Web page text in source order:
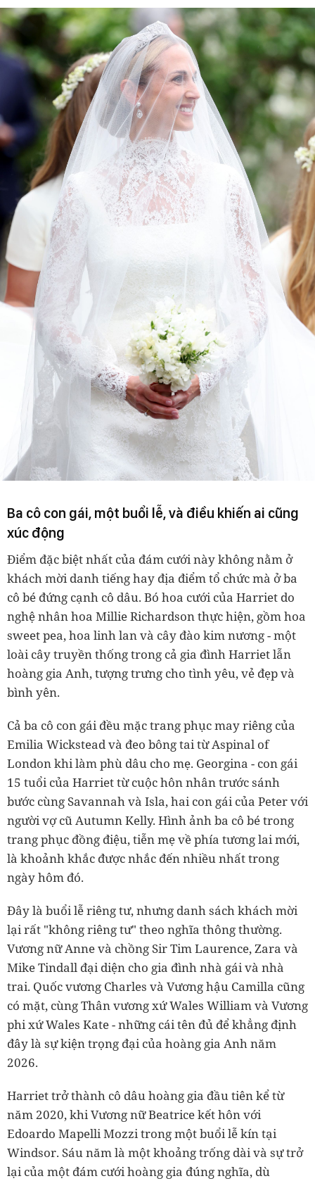
Ba cô con gái, một buổi lễ, và điều khiến ai cũng
xúc động
Điểm đặc biệt nhất của đám cưới này không nằm ở
khách mời danh tiếng hay địa điểm tổ chức mà ở ba
cô bé đứng cạnh cô dâu. Bó hoa cưới của Harriet do
nghệ nhân hoa Millie Richardson thực hiện, gồm hoa
sweet pea, hoa linh lan và cây đào kim nương - một
loài cây truyền thống trong cả gia đình Harriet lẫn
hoàng gia Anh, tượng trưng cho tình yêu, vẻ đẹp và
bình yên.
Cả ba cô con gái đều mặc trang phục may riêng của
Emilia Wickstead và đeo bông tai từ Aspinal of
London khi làm phù dâu cho mẹ. Georgina - con gái
15 tuổi của Harriet từ cuộc hôn nhân trước sánh
bước cùng Savannah và Isla, hai con gái của Peter với
người vợ cũ Autumn Kelly. Hình ảnh ba cô bé trong
trang phục đồng điệu, tiễn mẹ về phía tương lai mới,
là khoảnh khắc được nhắc đến nhiều nhất trong
ngày hôm đó.
Đây là buổi lễ riêng tư, nhưng danh sách khách mời
lại rất "không riêng tư" theo nghĩa thông thường.
Vương nữ Anne và chồng Sir Tim Laurence, Zara và
Mike Tindall đại diện cho gia đình nhà gái và nhà
trai. Quốc vương Charles và Vương hậu Camilla cũng
có mặt, cùng Thân vương xứ Wales William và Vương
phi xứ Wales Kate - những cái tên đủ để khẳng định
đây là sự kiện trọng đại của hoàng gia Anh năm
2026.
Harriet trở thành cô dâu hoàng gia đầu tiên kể từ
năm 2020, khi Vương nữ Beatrice kết hôn với
Edoardo Mapelli Mozzi trong một buổi lễ kín tại
Windsor. Sáu năm là một khoảng trống dài và sự trở
lại của một đám cưới hoàng gia đúng nghĩa, dù